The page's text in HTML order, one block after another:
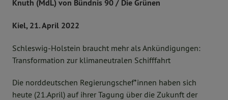
Knuth (MdL) von Bündnis 90 / Die Grünen
Kiel, 21. April 2022
Schleswig-Holstein braucht mehr als Ankündigungen:
Transformation zur klimaneutralen Schifffahrt
Die norddeutschen Regierungschef*innen haben sich
heute (21.April) auf ihrer Tagung über die Zukunft der